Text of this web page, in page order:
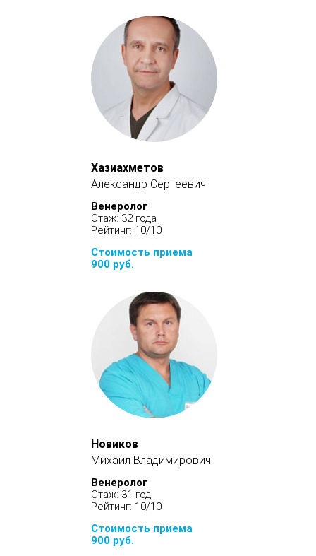
Хазиахметов
Александр Сергеевич
Венеролог
Стаж: 32 года
Рейтинг: 10/10
Стоимость приема
900 руб.
Новиков
Михаил Владимирович
Венеролог
Стаж: 31 год
Рейтинг: 10/10
Стоимость приема
900 руб.